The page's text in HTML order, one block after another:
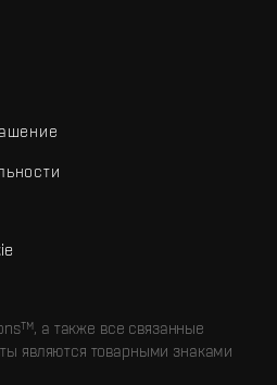
а также все связанные
являются товарными знаками